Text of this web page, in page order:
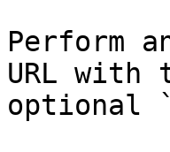
Perform
URL with
optional